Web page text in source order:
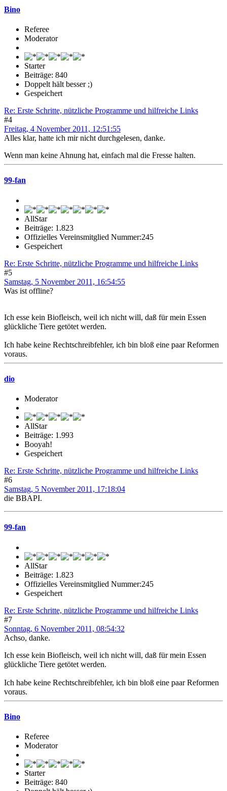
Bino
Referee
Moderator
Starter
Beiträge: 840
Doppelt hält besser ;)
Gespeichert
Re: Erste Schritte, nützliche Programme und hilfreiche Links
#4
Freitag, 4 November 2011, 12:51:55
Alles klar, hatte ich mir nicht durchgelesen, danke.
Wenn man keine Ahnung hat, einfach mal die Fresse halten.
99-fan
AllStar
Beiträge: 1.823
Offizielles Vereinsmitglied Nummer:245
Gespeichert
Re: Erste Schritte, nützliche Programme und hilfreiche Links
#5
Samstag, 5 November 2011, 16:54:55
Was ist offline?
Ich esse kein Biofleisch, weil ich nicht will, daß für mein Essen
glückliche Tiere getötet werden.
Ich habe keine Rechtschreibfehler, ich bin bloß eine paar Reformen
voraus.
dio
Moderator
AllStar
Beiträge: 1.993
Booyah!
Gespeichert
Re: Erste Schritte, nützliche Programme und hilfreiche Links
#6
Samstag, 5 November 2011, 17:18:04
die BBAPI.
99-fan
AllStar
Beiträge: 1.823
Offizielles Vereinsmitglied Nummer:245
Gespeichert
Re: Erste Schritte, nützliche Programme und hilfreiche Links
#7
Sonntag, 6 November 2011, 08:54:32
Achso, danke.
Ich esse kein Biofleisch, weil ich nicht will, daß für mein Essen
glückliche Tiere getötet werden.
Ich habe keine Rechtschreibfehler, ich bin bloß eine paar Reformen
voraus.
Bino
Referee
Moderator
Starter
Beiträge: 840